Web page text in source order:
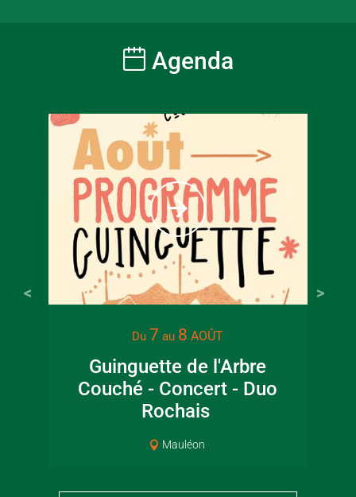
Agenda
Du 7 au 8 AOÛT
Guinguette de l'Arbre
Couché - Concert - Duo
Rochais
Mauléon